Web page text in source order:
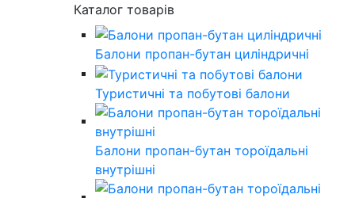
Каталог товарів
Балони пропан-бутан циліндричні
Туристичні та побутові балони
Балони пропан-бутан тороїдальні
внутрішні